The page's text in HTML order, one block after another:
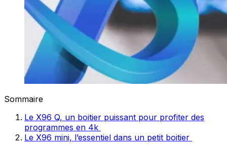
Sommaire
Le X96 Q, un boitier puissant pour profiter des
programmes en 4k
Le X96 mini, l’essentiel dans un petit boitier